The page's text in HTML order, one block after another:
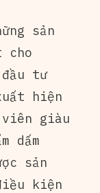
sản
cho
tư
hiện
giàu
dấm
sản
kiện